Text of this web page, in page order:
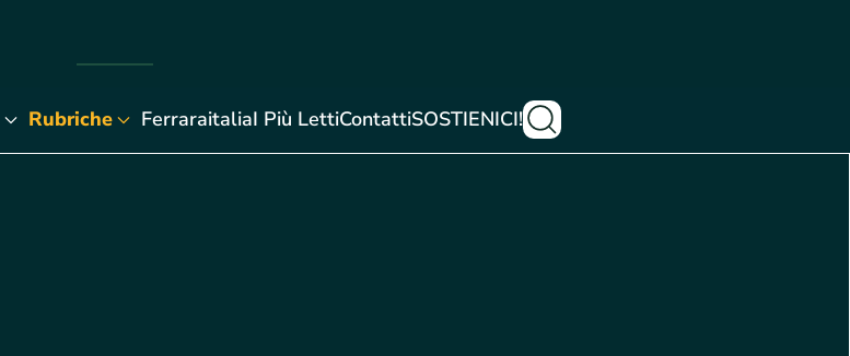
Rubriche FerraraitaliaI Più LettiContattiSOSTIENICI!